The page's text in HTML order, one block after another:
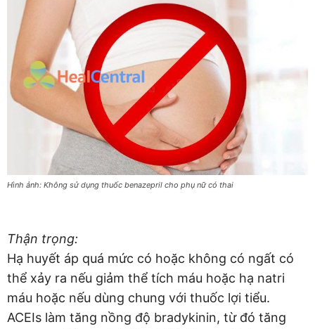
Hình ảnh: Không sử dụng thuốc benazepril cho phụ nữ có thai
Thận trọng:
Hạ huyết áp quá mức có hoặc không có ngất có
thể xảy ra nếu giảm thể tích máu hoặc hạ natri
máu hoặc nếu dùng chung với thuốc lợi tiểu.
ACEIs làm tăng nồng độ bradykinin, từ đó tăng